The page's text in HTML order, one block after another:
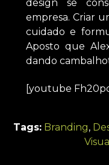
design se
empresa. Criar
cuidado e
Aposto que
dando
[youtube
Tags: Branding,
Visual